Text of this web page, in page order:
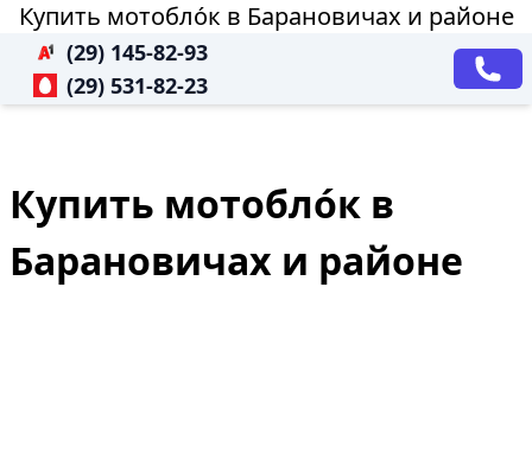
Купить мотобло́к в Барановичах и районе
(29) 145-82-93
(29) 531-82-23
Купить мотобло́к в
Барановичах и районе